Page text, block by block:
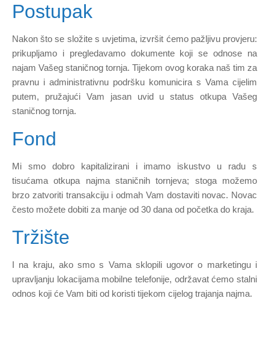
Postupak
Nakon što se složite s uvjetima, izvršit ćemo pažljivu provjeru:
prikupljamo i pregledavamo dokumente koji se odnose na
najam Vašeg staničnog tornja. Tijekom ovog koraka naš tim za
pravnu i administrativnu podršku komunicira s Vama cijelim
putem, pružajući Vam jasan uvid u status otkupa Vašeg
staničnog tornja.
Fond
Mi smo dobro kapitalizirani i imamo iskustvo u radu s
tisućama otkupa najma staničnih tornjeva; stoga možemo
brzo zatvoriti transakciju i odmah Vam dostaviti novac. Novac
često možete dobiti za manje od 30 dana od početka do kraja.
Tržište
I na kraju, ako smo s Vama sklopili ugovor o marketingu i
upravljanju lokacijama mobilne telefonije, održavat ćemo stalni
odnos koji će Vam biti od koristi tijekom cijelog trajanja najma.